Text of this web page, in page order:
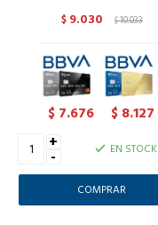
$ 9.030 $10.033
$ 7.676 $ 8.127
+
- EN STOCK